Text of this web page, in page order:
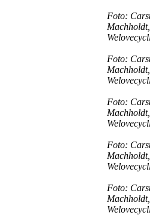
Foto:
Machholdt,
Foto:
Machholdt,
Foto:
Machholdt,
Foto:
Machholdt,
Foto:
Machholdt,